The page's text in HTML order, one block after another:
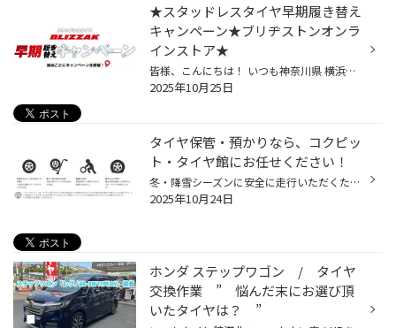
★スタッドレスタイヤ早期履き替え
キャンペーン★ブリヂストンオンラ
インストア★
皆様、こんにちは！ いつも神奈川県 横浜市 都筑区 タイヤ館 港北ニュータウン店のWebを御覧の皆様ありがとうございます♪ タイヤ館は、あなたの町の "タイヤ専門店"です。 ブリヂストンタイヤオンラインストアでは スタッドレスタイヤの早期履き替えキャンペーンを開催しております。 お住いの地域...
2025年10月25日
タイヤ保管・預かりなら、コクピッ
ト・タイヤ館にお任せください！
冬・降雪シーズンに安全に走行いただくためには、夏タイヤから冬タイヤへの履き替えがとても重要ですが、 外したタイヤはどうすれば？とお困りのお客様がいらっしゃるのではないでしょうか？ 今回は「タイヤ保管」についてご紹介します。 「外したタイヤはどうすればいいの？」 夏タイヤから冬タイ...
2025年10月24日
ホンダ ステップワゴン / タイヤ
交換作業 ” 悩んだ末にお選び頂
いたタイヤは？ ”